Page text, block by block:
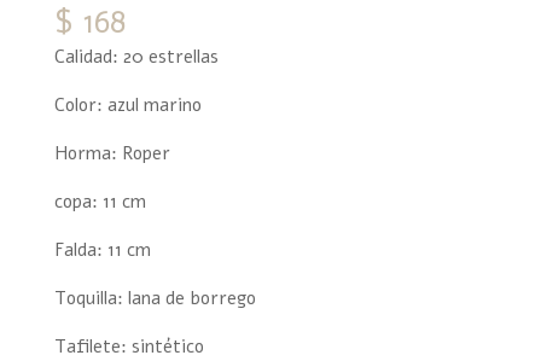
$ 168
Calidad: 20 estrellas
Color: azul marino
Horma: Roper
copa: 11 cm
Falda: 11 cm
Toquilla: lana de borrego
Tafilete: sintético